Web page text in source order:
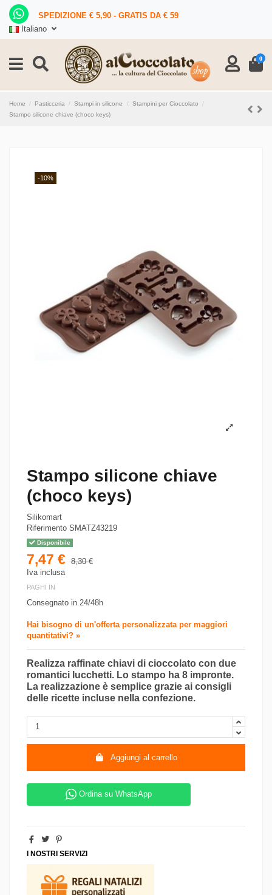
SPEDIZIONE € 5,90 - GRATIS DA € 59
Italiano
0
Home Pasticceria Stampi in silicone
Stampini per Cioccolato
Stampo silicone chiave (choco keys)
-10%
Stampo silicone chiave
(choco keys)
Silikomart
Riferimento SMATZ43219
Disponibile
7,47 € 8,30 €
Iva inclusa
PAGHI IN
Consegnato in 24/48h
Hai bisogno di un'offerta personalizzata per maggiori
quantitativi? »
Realizza raffinate chiavi di cioccolato con due
romantici lucchetti. Lo stampo ha 8 impronte.
La realizzazione è semplice grazie ai consigli
delle ricette incluse nella confezione.
Aggiungi al carrello
Ordina su WhatsApp
I NOSTRI SERVIZI